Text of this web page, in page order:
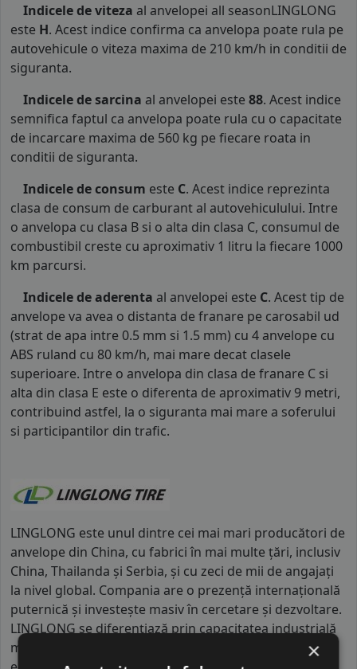
Indicele de viteza al anvelopei all seasonLINGLONG
este H. Acest indice confirma ca anvelopa poate rula pe
autovehicule o viteza maxima de 210 km/h in conditii de
siguranta.
Indicele de sarcina al anvelopei este 88. Acest indice
semnifica faptul ca anvelopa poate rula cu o capacitate
de incarcare maxima de 560 kg pe fiecare roata in
conditii de siguranta.
Indicele de consum este C. Acest indice reprezinta
clasa de consum de carburant al autovehiculului. Intre
o anvelopa cu clasa B si o alta din clasa C, consumul de
combustibil creste cu aproximativ 1 litru la fiecare 1000
km parcursi.
Indicele de aderenta al anvelopei este C. Acest tip de
anvelope va avea o distanta de franare pe carosabil ud
(strat de apa intre 0.5 mm si 1.5 mm) cu 4 anvelope cu
ABS ruland cu 80 km/h, mai mare decat clasele
superioare. Intre o anvelopa din clasa de franare C si
alta din clasa E este o diferenta de aproximativ 9 metri,
contribuind astfel, la o siguranta mai mare a soferului
si participantilor din trafic.
LINGLONG este unul dintre cei mai mari producători de
anvelope din China, cu fabrici în mai multe țări, inclusiv
China, Thailanda și Serbia, și cu zeci de mii de angajați
la nivel global. Compania are o prezență internațională
puternică și investește masiv în cercetare și dezvoltare.
LINGLONG se diferențiază prin capacitatea industrială
mare și prin colaborările cu producători auto pentru
×